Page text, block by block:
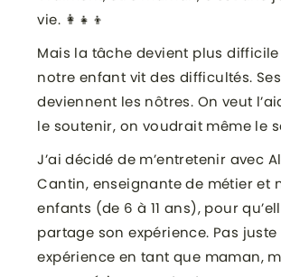
vie. 👩‍👧‍👦
Mais la tâche devient plus
notre enfant vit des difficultés.
deviennent les nôtres. On veut
le soutenir, on voudrait même le
J’ai décidé de m’entretenir avec
Cantin, enseignante de métier et
enfants (de 6 à 11 ans), pour
partage son expérience. Pas juste
expérience en tant que maman,